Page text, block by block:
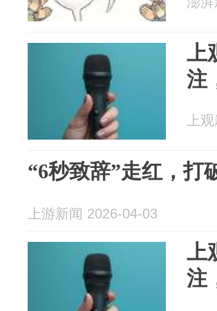
上
注
上
“6秒致辞”走红，打
上游新闻 2026-04-03
上
注